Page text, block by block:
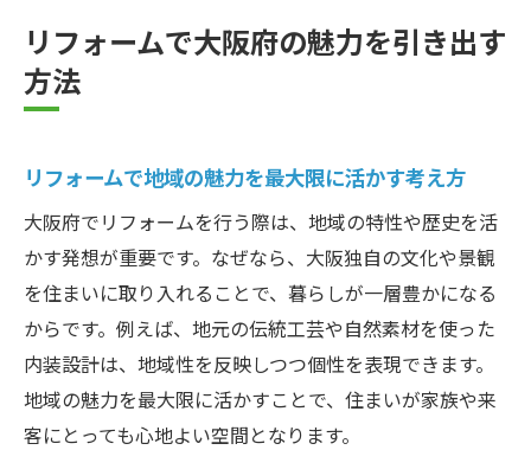
リフォームで大阪府の魅力を引き出す
方法
リフォームで地域の魅力を最大限に活かす考え方
大阪府でリフォームを行う際は、地域の特性や歴史を活
かす発想が重要です。なぜなら、大阪独自の文化や景観
を住まいに取り入れることで、暮らしが一層豊かになる
からです。例えば、地元の伝統工芸や自然素材を使った
内装設計は、地域性を反映しつつ個性を表現できます。
地域の魅力を最大限に活かすことで、住まいが家族や来
客にとっても心地よい空間となります。